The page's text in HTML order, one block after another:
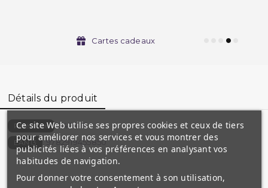
Cartes cadeaux
Détails du produit
Référence 3420-B
EAN13 9782919455850
Ce site Web utilise ses propres cookies et ceux de tiers
pour améliorer nos services et vous montrer des
publicités liées à vos préférences en analysant vos
habitudes de navigation.
Pour donner votre consentement à son utilisation,